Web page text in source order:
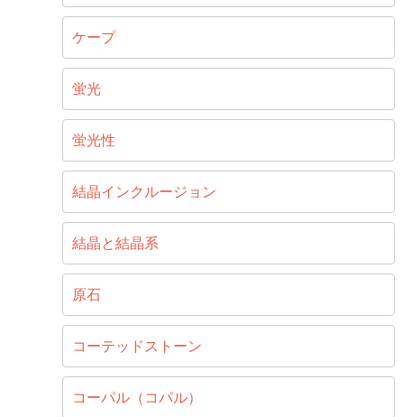
ケープ
蛍光
蛍光性
結晶インクルージョン
結晶と結晶系
原石
コーテッドストーン
コーパル（コパル）